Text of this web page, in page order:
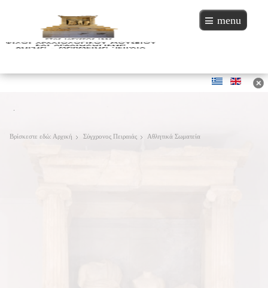
menu
.
Βρίσκεστε εδώ: Αρχική Σύγχρονος Πειραιάς Αθλητικά Σωματεία